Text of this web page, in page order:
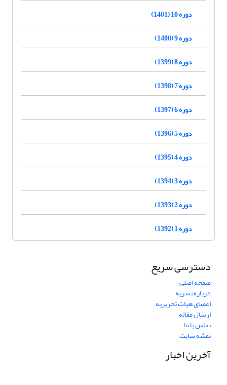
دوره 10 (1401)
دوره 9 (1400)
دوره 8 (1399)
دوره 7 (1398)
دوره 6 (1397)
دوره 5 (1396)
دوره 4 (1395)
دوره 3 (1394)
دوره 2 (1393)
دوره 1 (1392)
دسترسی سریع
صفحه اصلی
درباره نشریه
اعضای هیات تحریریه
ارسال مقاله
تماس با ما
نقشه سایت
آخرین اخبار